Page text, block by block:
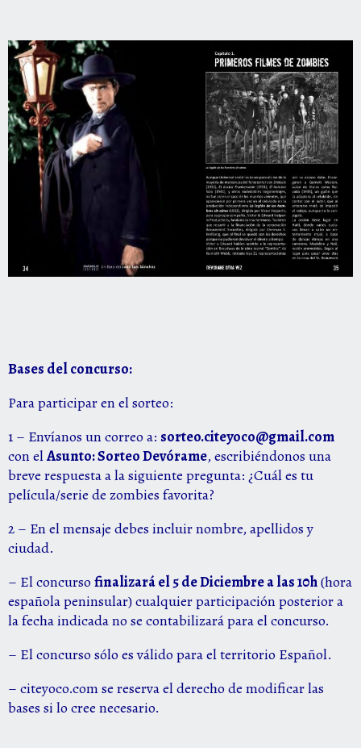
Bases del concurso:
Para participar en el sorteo:
1 – Envíanos un correo a: sorteo.citeyoco@gmail.com
con elAsunto: Sorteo Devórame, escribiéndonos una
breve respuesta a la siguiente pregunta: ¿Cuál es tu
película/serie de zombies favorita?
2 – En el mensaje debes incluir nombre, apellidos y
ciudad.
– El concurso finalizará el 5 de Diciembre a las 10h(hora
española peninsular) cualquier participación posterior a
la fecha indicada no se contabilizará para el concurso.
– El concurso sólo es válido para el territorio Español.
– citeyoco.com se reserva el derecho de modificar las
bases si lo cree necesario.